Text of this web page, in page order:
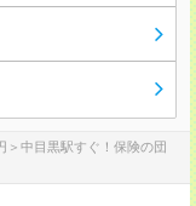
＞中目黒駅すぐ！保険の団